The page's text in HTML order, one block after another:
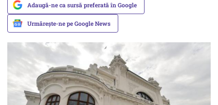
Adaugă-ne ca sursă preferată în Google
Urmărește-ne pe Google News